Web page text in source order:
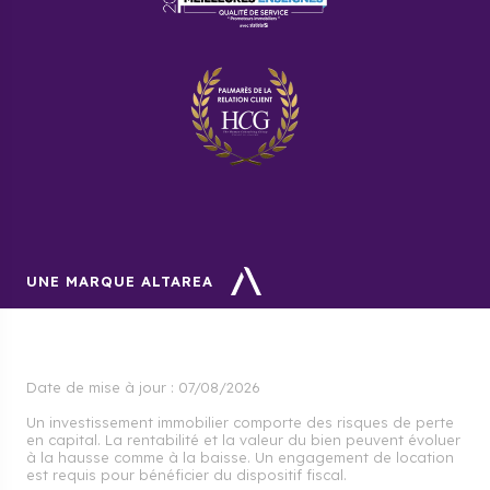
d’acquérir une petite maison.
Quels moyens de transport sont
disponibles ?
Deux gares de RER et une ligne de bus bien
développée sont à la disposition des habitants
UNE MARQUE ALTAREA
Date de mise à jour : 07/08/2026
Un investissement immobilier comporte des risques de perte
en capital. La rentabilité et la valeur du bien peuvent évoluer
à la hausse comme à la baisse. Un engagement de location
est requis pour bénéficier du dispositif fiscal.